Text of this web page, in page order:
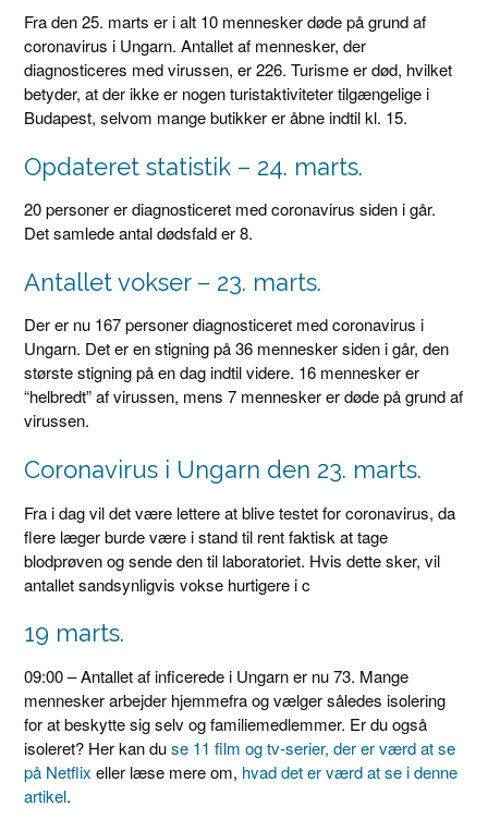
Fra den 25. marts er i alt 10 mennesker døde på grund af
coronavirus i Ungarn. Antallet af mennesker, der
diagnosticeres med virussen, er 226. Turisme er død, hvilket
betyder, at der ikke er nogen turistaktiviteter tilgængelige i
Budapest, selvom mange butikker er åbne indtil kl. 15.
Opdateret statistik – 24. marts.
20 personer er diagnosticeret med coronavirus siden i går.
Det samlede antal dødsfald er 8.
Antallet vokser – 23. marts.
Der er nu 167 personer diagnosticeret med coronavirus i
Ungarn. Det er en stigning på 36 mennesker siden i går, den
største stigning på en dag indtil videre. 16 mennesker er
“helbredt” af virussen, mens 7 mennesker er døde på grund af
virussen.
Coronavirus i Ungarn den 23. marts.
Fra i dag vil det være lettere at blive testet for coronavirus, da
flere læger burde være i stand til rent faktisk at tage
blodprøven og sende den til laboratoriet. Hvis dette sker, vil
antallet sandsynligvis vokse hurtigere i c
19 marts.
09:00 – Antallet af inficerede i Ungarn er nu 73. Mange
mennesker arbejder hjemmefra og vælger således isolering
for at beskytte sig selv og familiemedlemmer. Er du også
isoleret? Her kan duse 11 film og tv-serier, der er værd at se
på Netflix eller læse mere om, hvad det er værd at se i denne
artikel.